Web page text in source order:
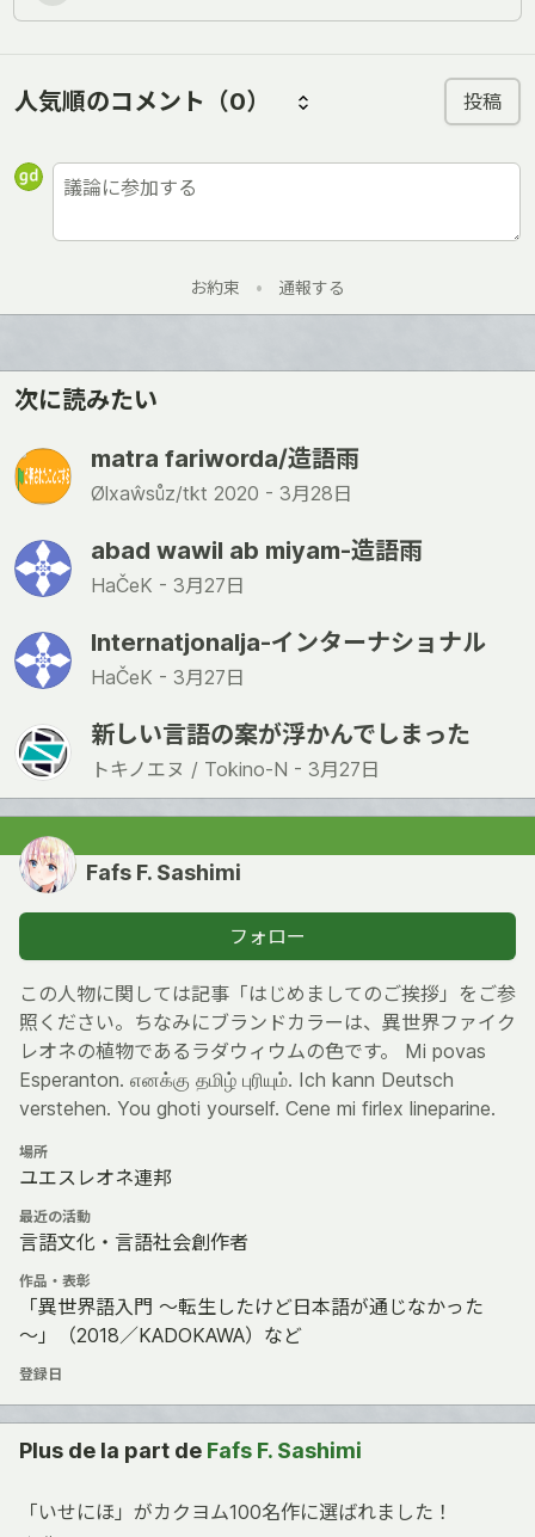
人気順のコメント （0） 投稿
お約束 • 通報する
次に読みたい
matra fariworda/造語雨
Ølxaŵsůz/tkt 2020 - 3月28日
abad wawil ab miyam-造語雨
HaČeK - 3月27日
Internatjonalja-インターナショナル
HaČeK - 3月27日
新しい言語の案が浮かんでしまった
トキノエヌ / Tokino-N - 3月27日
Fafs F. Sashimi
フォロー
この人物に関しては記事「はじめましてのご挨拶」をご参
照ください。ちなみにブランドカラーは、異世界ファイク
レオネの植物であるラダウィウムの色です。 Mi povas
Esperanton. எனக்கு தமிழ் புரியும். Ich kann Deutsch
verstehen. You ghoti yourself. Cene mi firlex lineparine.
場所
ユエスレオネ連邦
最近の活動
言語文化・言語社会創作者
作品・表彰
「異世界語入門 ～転生したけど日本語が通じなかった
～」（2018／KADOKAWA）など
登録日
Plus de la part de Fafs F. Sashimi
「いせにほ」がカクヨム100名作に選ばれました！